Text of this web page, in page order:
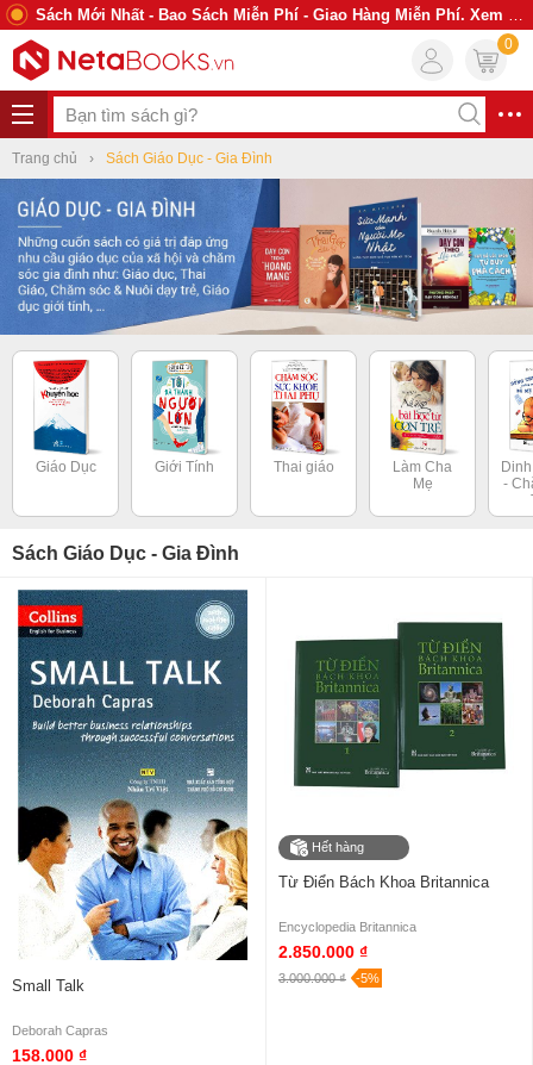
Sách Mới Nhất - Bao Sách Miễn Phí - Giao Hàng Miễn Phí. Xem Ngay
0
Trang chủ Sách Giáo Dục - Gia Đình
Giáo Dục Giới Tính Thai giáo
Làm Cha
Mẹ
-
Sách Giáo Dục - Gia Đình
Small Talk
Deborah Capras
158.000 ₫
Hết hàng
Từ Điển Bách Khoa Britannica
Encyclopedia Britannica
2.850.000 ₫
3.000.000 ₫ -5%